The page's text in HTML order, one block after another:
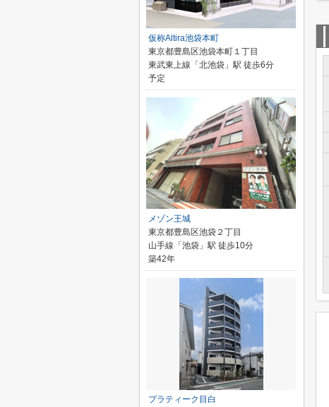
仮称Altira池袋本町
東京都豊島区池袋本町１丁目
東武東上線「北池袋」駅 徒歩6分
予定
メゾン王城
東京都豊島区池袋２丁目
山手線「池袋」駅 徒歩10分
築42年
プラティーク目白